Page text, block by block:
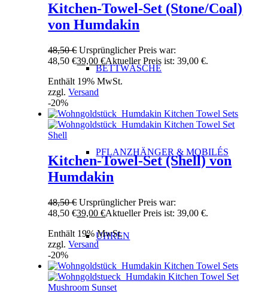
BETTWÄSCHE
PFLANZHÄNGER & MOBILÉS
UHREN
Kitchen-Towel-Set (Stone/Coal)
von Humdakin
48,50€ Ursprünglicher Preis war:
48,50 €39,00€Aktueller Preis ist: 39,00 €.
Enthält 19% MwSt.
zzgl.Versand
-20%
Kitchen-Towel-Set (Shell) von
Humdakin
48,50€ Ursprünglicher Preis war:
48,50 €39,00€Aktueller Preis ist: 39,00 €.
Enthält 19% MwSt.
zzgl.Versand
-20%